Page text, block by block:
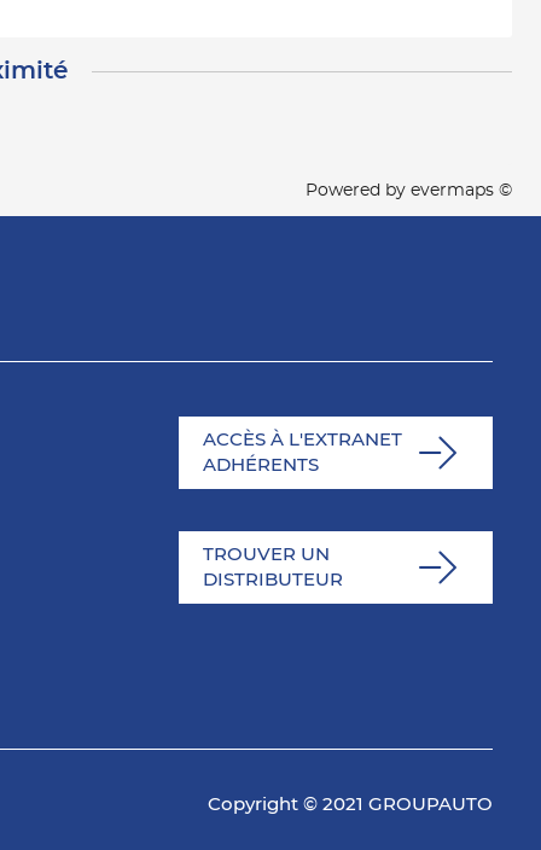
Powered by evermaps ©
ACCÈS À L'EXTRANET
ADHÉRENTS
TROUVER UN
DISTRIBUTEUR
Copyright © 2021 GROUPAUTO